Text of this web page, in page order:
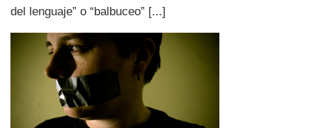
del lenguaje” o “balbuceo” [...]